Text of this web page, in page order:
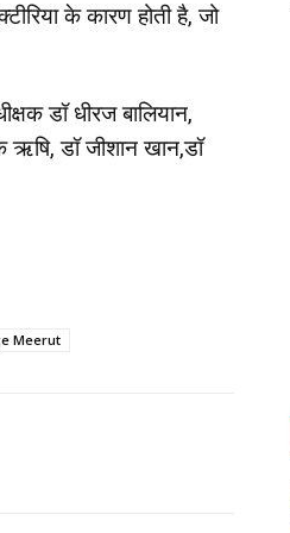
के कारण होती है, जो
डॉ धीरज बालियान,
ऋषि, डॉ जीशान खान,डॉ
Meerut